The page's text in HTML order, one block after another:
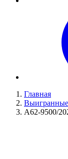
Главная
Выигранные
А62-9500/